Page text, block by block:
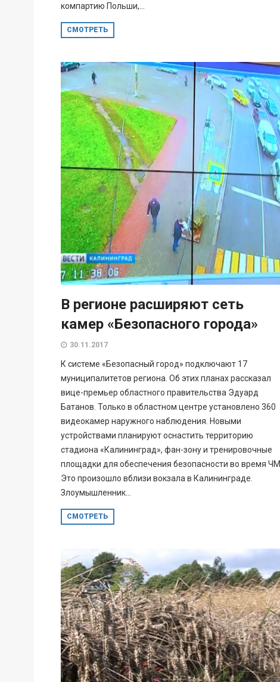
компартию Польши,...
СМОТРЕТЬ
В регионе расширяют сеть
камер «Безопасного города»
30.11.2017
К системе «Безопасный город» подключают 17
муниципалитетов региона. Об этих планах рассказал
вице-премьер областного правительства Эдуард
Батанов. Только в областном центре установлено 360
видеокамер наружного наблюдения. Новыми
устройствами планируют оснастить территорию
стадиона «Калининград», фан-зону и тренировочные
площадки для обеспечения безопасности во время ЧМ.
Это произошло вблизи вокзала в Калининграде.
Злоумышленник...
СМОТРЕТЬ